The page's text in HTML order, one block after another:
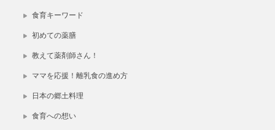
食育キーワード
初めての薬膳
教えて薬剤師さん！
ママを応援！離乳食の進め方
日本の郷土料理
食育への想い